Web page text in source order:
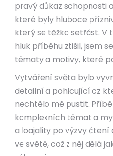
pravý důkaz schopnosti
které byly hluboce
který se těžko setřást. V
hluk příběhu ztišil, jsem
tématy a motivy, které
Vytváření světa bylo
detailní a pohlcující cz
nechtělo mě pustit.
komplexních témat a
a loajality po výzvy čtení
ve světě, což z něj dělá